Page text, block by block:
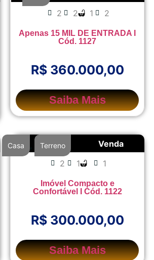
2 2 1 2
Apenas 15 MIL DE ENTRADA I
Cód. 1127
R$ 360.000,00
Saiba Mais
Venda
Casa , Terreno
2 1 1
Imóvel Compacto e
Confortável I Cód. 1122
R$ 300.000,00
Saiba Mais